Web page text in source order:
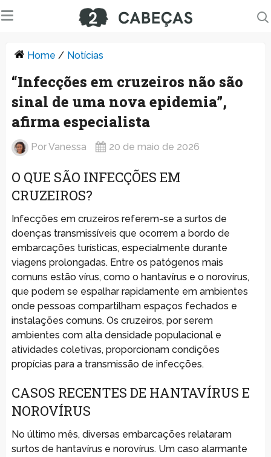
Home / Notícias
“Infecções em cruzeiros não são
sinal de uma nova epidemia”,
afirma especialista
PorVanessa 20 de maio de 2026
O QUE SÃO INFECÇÕES EM
CRUZEIROS?
Infecções em cruzeiros referem-se a surtos de
doenças transmissíveis que ocorrem a bordo de
embarcações turísticas, especialmente durante
viagens prolongadas. Entre os patógenos mais
comuns estão vírus, como o hantavírus e o norovírus,
que podem se espalhar rapidamente em ambientes
onde pessoas compartilham espaços fechados e
instalações comuns. Os cruzeiros, por serem
ambientes com alta densidade populacional e
atividades coletivas, proporcionam condições
propícias para a transmissão de infecções.
CASOS RECENTES DE HANTAVÍRUS E
NOROVÍRUS
No último mês, diversas embarcações relataram
surtos de hantavírus e norovírus. Um caso alarmante